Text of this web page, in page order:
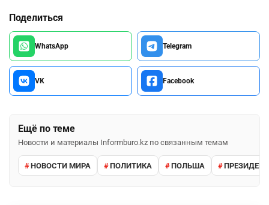
Поделиться
WhatsApp Telegram
VK Facebook
Ещё по теме
Новости и материалы Informburo.kz по связанным темам
НОВОСТИ МИРА ПОЛИТИКА ПОЛЬША